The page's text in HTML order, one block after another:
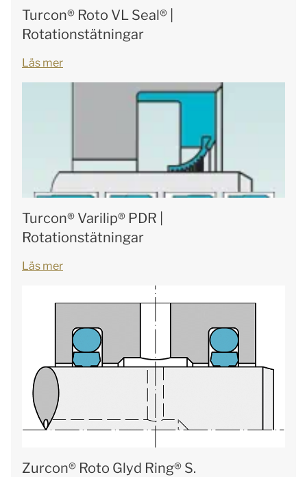
Turcon® Roto VL Seal® |
Rotationstätningar
Läs mer
Turcon® Varilip® PDR |
Rotationstätningar
Läs mer
Zurcon® Roto Glyd Ring® S.